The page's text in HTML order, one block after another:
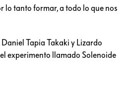
lo tanto formar, a todo lo que nos
Tapia Takaki y Lizardo
experimento llamado Solenoide